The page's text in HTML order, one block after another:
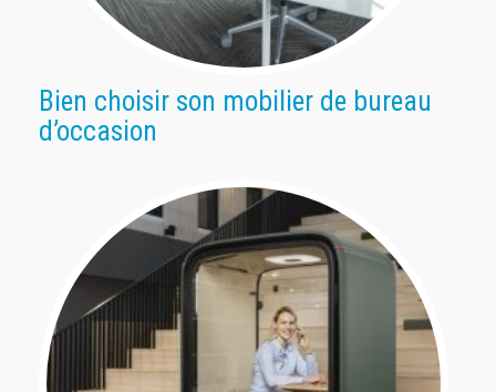
Bien choisir son mobilier de bureau
d’occasion